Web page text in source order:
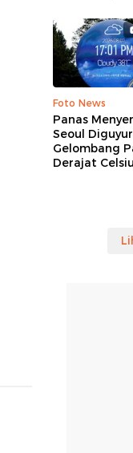
Foto News
Panas
Seoul Diguyur
Gelombang
Derajat